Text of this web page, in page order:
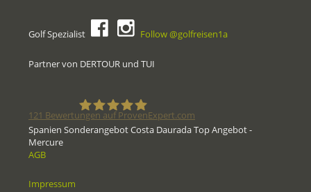
Golf Spezialist Follow @golfreisen1a
Partner von DERTOUR und TUI
121 Bewertungen auf ProvenExpert.com
Spanien Sonderangebot Costa Daurada Top Angebot -
Mercure
AGB
Impressum